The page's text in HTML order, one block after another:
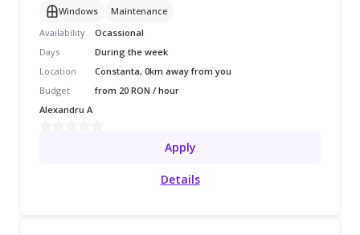
Windows
Maintenance
Availability
Ocassional
Days
During the week
Location
Constanta, 0km away from you
Budget
from 20 RON / hour
Alexandru A
Apply
Details